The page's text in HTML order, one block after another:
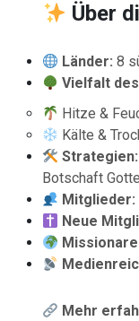
Über
Länder: 8
Vielfalt
Hitze &
Kälte &
Strategien:
Botschaft
Mitglieder:
Neue
Mehr